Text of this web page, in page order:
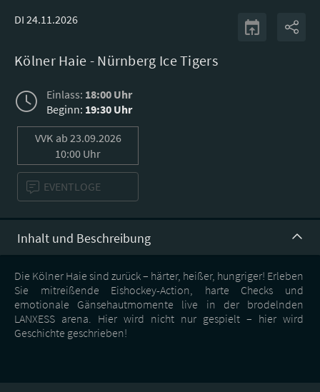
DI 24.11.2026
Kölner Haie - Nürnberg Ice Tigers
Einlass: 18:00 Uhr
Beginn: 19:30 Uhr
VVK ab 23.09.2026
10:00 Uhr
EVENTLOGE
Inhalt und Beschreibung
Die Kölner Haie sind zurück – härter, heißer, hungriger! Erleben
Sie mitreißende Eishockey-Action, harte Checks und
emotionale Gänsehautmomente live in der brodelnden
LANXESS arena. Hier wird nicht nur gespielt – hier wird
Geschichte geschrieben!